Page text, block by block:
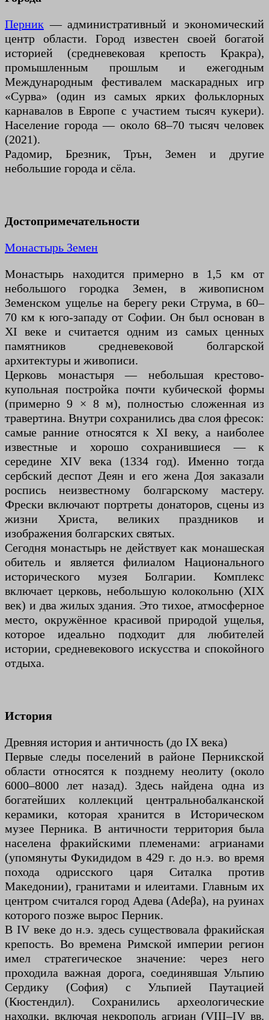
Перник — административный и экономический
центр области. Город известен своей богатой
историей (средневековая крепость Кракра),
промышленным прошлым и ежегодным
Международным фестивалем маскарадных игр
«Сурва» (один из самых ярких фольклорных
карнавалов в Европе с участием тысяч кукери).
Население города — около 68–70 тысяч человек
(2021).
Радомир, Брезник, Трън, Земен и другие
небольшие города и сёла.
Достопримечательности
Монастырь Земен
Монастырь находится примерно в 1,5 км от
небольшого городка Земен, в живописном
Земенском ущелье на берегу реки Струма, в 60–
70 км к юго-западу от Софии. Он был основан в
XI веке и считается одним из самых ценных
памятников средневековой болгарской
архитектуры и живописи.
Церковь монастыря — небольшая крестово-
купольная постройка почти кубической формы
(примерно 9 × 8 м), полностью сложенная из
травертина. Внутри сохранились два слоя фресок:
самые ранние относятся к XI веку, а наиболее
известные и хорошо сохранившиеся — к
середине XIV века (1334 год). Именно тогда
сербский деспот Деян и его жена Доя заказали
роспись неизвестному болгарскому мастеру.
Фрески включают портреты донаторов, сцены из
жизни Христа, великих праздников и
изображения болгарских святых.
Сегодня монастырь не действует как монашеская
обитель и является филиалом Национального
исторического музея Болгарии. Комплекс
включает церковь, небольшую колокольню (XIX
век) и два жилых здания. Это тихое, атмосферное
место, окружённое красивой природой ущелья,
которое идеально подходит для любителей
истории, средневекового искусства и спокойного
отдыха.
История
Древняя история и античность (до IX века)
Первые следы поселений в районе Перникской
области относятся к позднему неолиту (около
6000–8000 лет назад). Здесь найдена одна из
богатейших коллекций центральнобалканской
керамики, которая хранится в Историческом
музее Перника. В античности территория была
населена фракийскими племенами: агрианами
(упомянуты Фукидидом в 429 г. до н.э. во время
похода одрисского царя Ситалка против
Македонии), гранитами и илеитами. Главным их
центром считался город Адева (Adeβa), на руинах
которого позже вырос Перник.
В IV веке до н.э. здесь существовала фракийская
крепость. Во времена Римской империи регион
имел стратегическое значение: через него
проходила важная дорога, соединявшая Ульпию
Сердику (София) с Ульпией Паутацией
(Кюстендил). Сохранились археологические
находки, включая некрополь агриан (VIII–IV вв.